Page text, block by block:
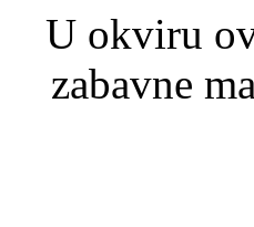
U okviru
zabavne